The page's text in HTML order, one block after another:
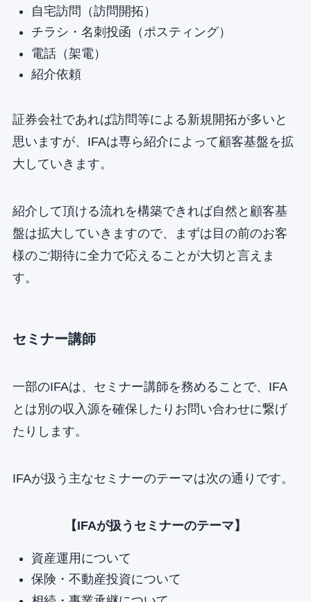
自宅訪問（訪問開拓）
チラシ・名刺投函（ポスティング）
電話（架電）
紹介依頼
証券会社であれば訪問等による新規開拓が多いと
思いますが、IFAは専ら紹介によって顧客基盤を拡
大していきます。
紹介して頂ける流れを構築できれば自然と顧客基
盤は拡大していきますので、まずは目の前のお客
様のご期待に全力で応えることが大切と言えま
す。
セミナー講師
一部のIFAは、セミナー講師を務めることで、IFA
とは別の収入源を確保したりお問い合わせに繋げ
たりします。
IFAが扱う主なセミナーのテーマは次の通りです。
【IFAが扱うセミナーのテーマ】
資産運用について
保険・不動産投資について